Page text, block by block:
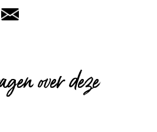
over deze